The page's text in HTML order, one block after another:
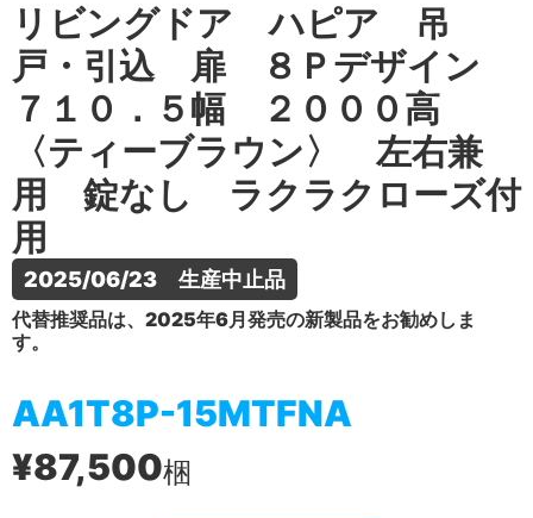
リビングドア ハピア 吊
戸・引込 扉 ８Ｐデザイン
７１０．５幅 ２０００高
〈ティーブラウン〉 左右兼
用 錠なし ラクラクローズ付
用
2025/06/23　生産中止品
代替推奨品は、2025年6月発売の新製品をお勧めしま
す。
AA1T8P-15MTFNA
¥87,500梱